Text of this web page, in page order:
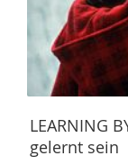
LEARNING
gelernt sein